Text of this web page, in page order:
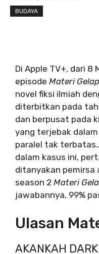
BUDAYA
Di Apple TV+, dari 8
episode Materi Gelap
novel fiksi ilmiah
diterbitkan pada
dan berpusat pada
yang terjebak
paralel tak
dalam kasus ini,
ditanyakan pemirsa
season 2 Materi
jawabannya, 99%
Ulasan
AKANKAH